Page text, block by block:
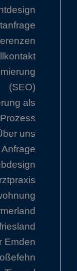
(SEO)
als
Prozess
uns
Anfrage
Emden